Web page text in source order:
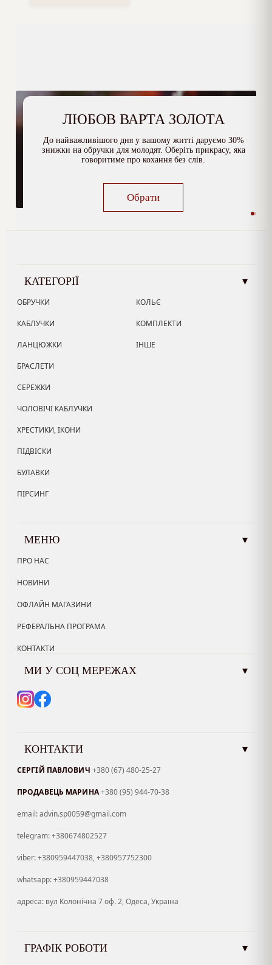
ЛЮБОВ ВАРТА ЗОЛОТА
До найважливішого дня у вашому житті даруємо 30%
знижки на обручки для молодят. Оберіть прикрасу, яка
говоритиме про кохання без слів.
Обрати
КАТЕГОРІЇ ▾
ОБРУЧКИ
КАБЛУЧКИ
ЛАНЦЮЖКИ
БРАСЛЕТИ
СЕРЕЖКИ
ЧОЛОВІЧІ КАБЛУЧКИ
ХРЕСТИКИ, ІКОНИ
ПІДВІСКИ
БУЛАВКИ
ПІРСИНГ
КОЛЬЄ
КОМПЛЕКТИ
ІНШЕ
МЕНЮ ▾
ПРО НАС
НОВИНИ
ОФЛАЙН МАГАЗИНИ
РЕФЕРАЛЬНА ПРОГРАМА
КОНТАКТИ
МИ У СОЦ МЕРЕЖАХ ▾
КОНТАКТИ ▾
СЕРГІЙ ПАВЛОВИЧ +380 (67) 480-25-27
ПРОДАВЕЦЬ МАРИНА+380 (95) 944-70-38
email: advin.sp0059@gmail.com
telegram: +380674802527
viber: +380959447038, +380957752300
whatsapp: +380959447038
адреса: вул Колонічна 7 оф. 2, Одеса, Україна
ГРАФІК РОБОТИ ▾